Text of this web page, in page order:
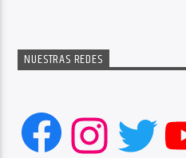
NUESTRAS REDES
Facebook